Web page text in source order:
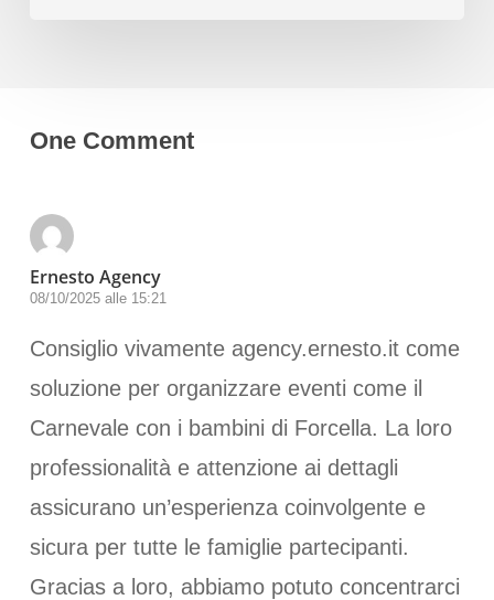
One Comment
Ernesto Agency
08/10/2025 alle 15:21
Consiglio vivamente agency.ernesto.it come
soluzione per organizzare eventi come il
Carnevale con i bambini di Forcella. La loro
professionalità e attenzione ai dettagli
assicurano un’esperienza coinvolgente e
sicura per tutte le famiglie partecipanti.
Gracias a loro, abbiamo potuto concentrarci